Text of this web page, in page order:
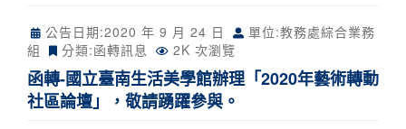
公告日期:2020 年 9 月 24 日
單位:教務處綜合業務
組
分類:函轉訊息 2K 次瀏覽
函轉-國立臺南生活美學館辦理「2020年藝術轉動
社區論壇」，敬請踴躍參與。